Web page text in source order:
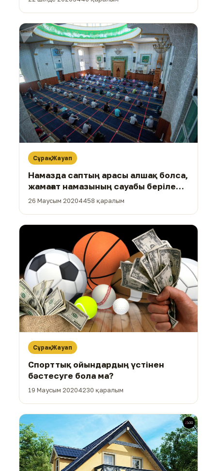
Сұрақ-Жауап
Намазда саптың арасы алшақ болса,
жамағат намазының сауабы беріле
ме?
26 Маусым 20204458 қаралым
Сұрақ-Жауап
Спорттық ойындардың үстінен
бәстесуге бола ма?
19 Маусым 20204230 қаралым